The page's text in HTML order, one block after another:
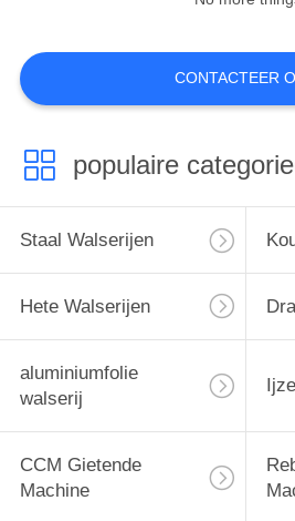
walserij
Ijzer
Oven
CONTACTEER
populaire
Staal Walserijen
Hete Walserijen
aluminiumfolie
walserij
CCM Gietende
Machine